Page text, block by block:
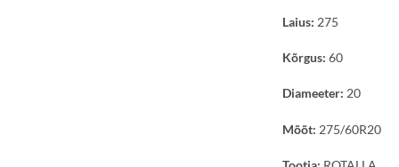
Laius: 275
Kõrgus: 60
Diameeter: 20
Mõõt: 275/60R20